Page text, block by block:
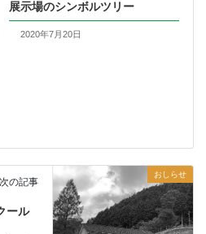
展示場のシンボルツリー
2020年7月20日
おしらせ
次の記事
ール